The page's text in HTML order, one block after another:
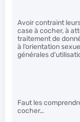
Avoir contraint
case à cocher, à
traitement de
à l’orientation
générales
Faut les
cocher…